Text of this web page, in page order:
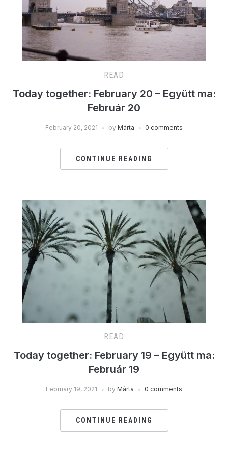
READ
Today together: February 20 – Együtt ma:
Február 20
February 20, 2021 by Márta 0 comments
CONTINUE READING
READ
Today together: February 19 – Együtt ma:
Február 19
February 19, 2021 by Márta 0 comments
CONTINUE READING